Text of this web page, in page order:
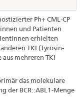
Ph+ CML-CP
und Patienten
erhielten
TKI (Tyrosin-
mehreren TKI
das molekulare
der BCR::ABL1-Menge